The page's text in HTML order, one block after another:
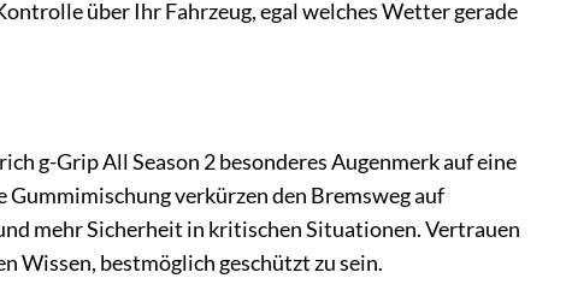
über Ihr Fahrzeug, egal welches Wetter gerade
g-Grip All Season 2 besonderes Augenmerk auf eine
verkürzen den Bremsweg auf
mehr Sicherheit in kritischen Situationen. Vertrauen
Wissen, bestmöglich geschützt zu sein.